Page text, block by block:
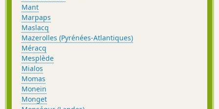
Mant
Marpaps
Maslacq
Mazerolles (Pyrénées-Atlantiques)
Méracq
Mesplède
Mialos
Momas
Monein
Monget